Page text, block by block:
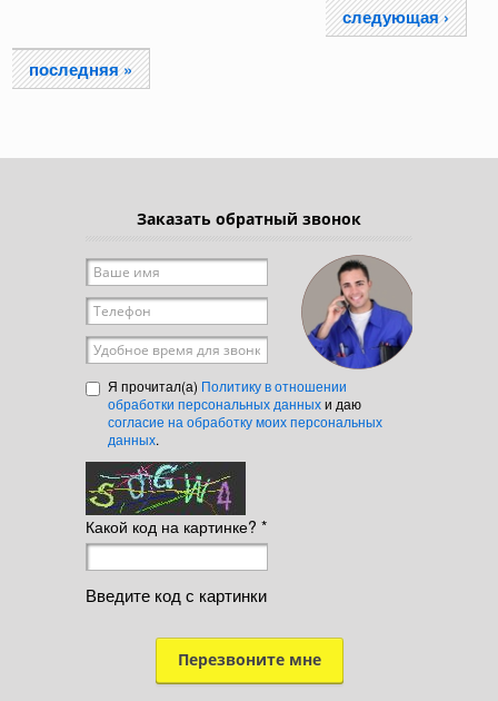
следующая ›
последняя »
Заказать обратный звонок
Ваше имя
Телефон
Удобное время для звонка
Я прочитал(а) Политику в отношении
обработки персональных данныхи даю
согласие на обработку моих персональных
данных.
Какой код на картинке? *
Введите код с картинки